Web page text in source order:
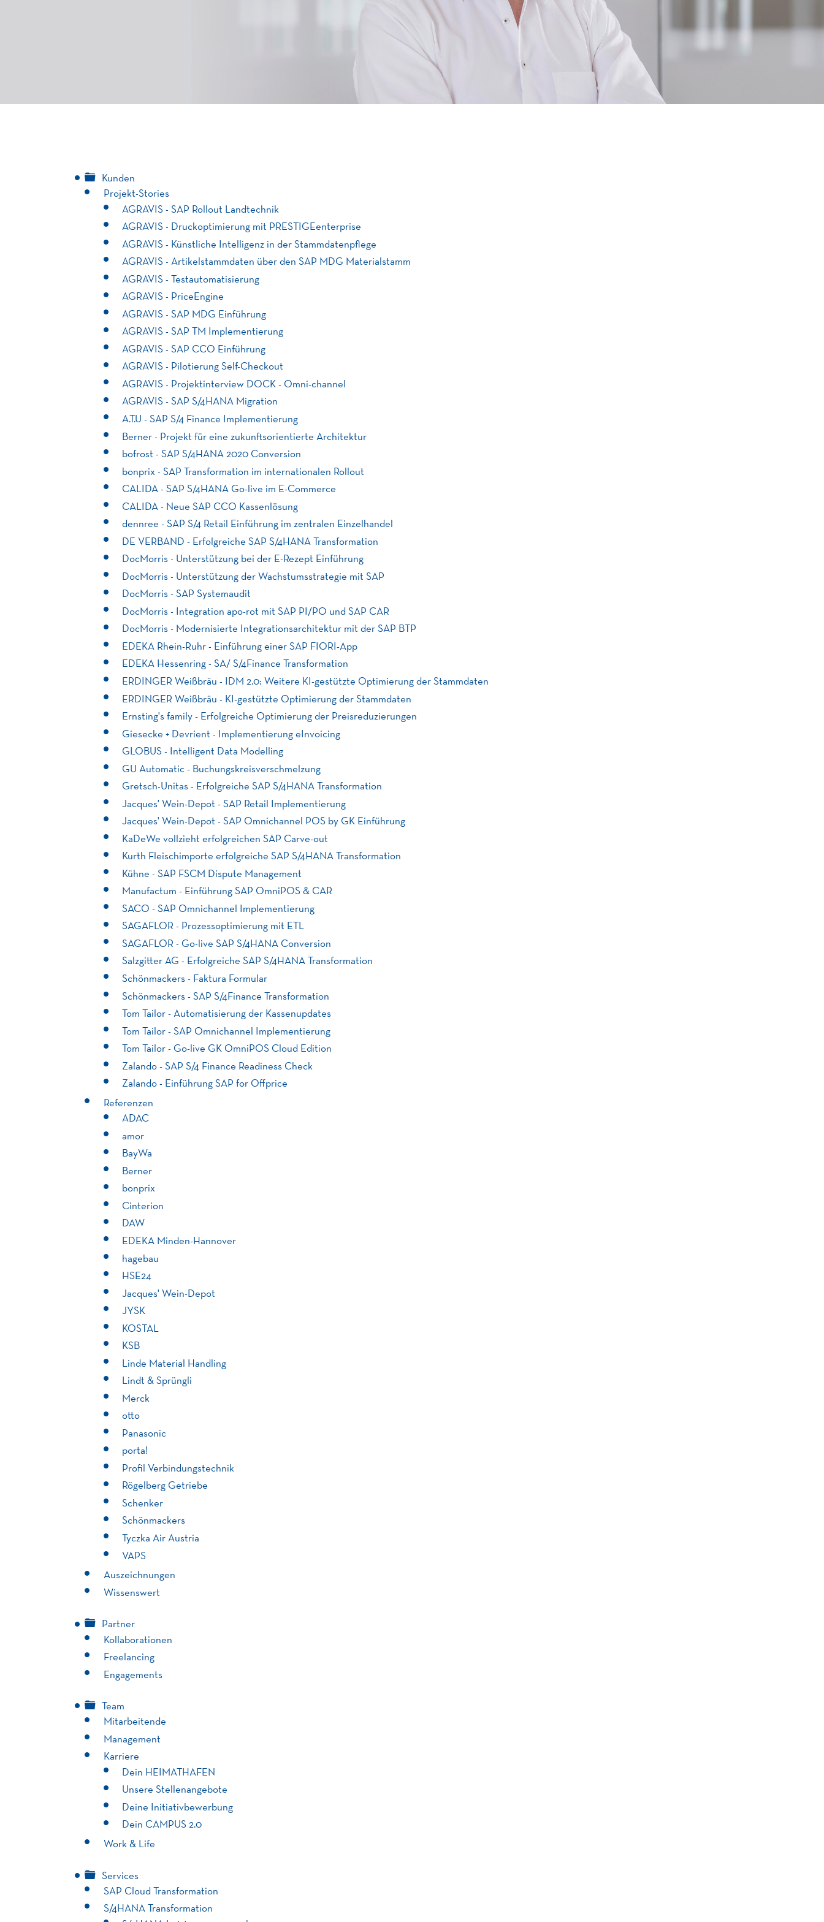
Kunden
Projekt-Stories
AGRAVIS - SAP Rollout Landtechnik
AGRAVIS - Druckoptimierung mit PRESTIGEenterprise
AGRAVIS - Künstliche Intelligenz in der Stammdatenpflege
AGRAVIS - Artikelstammdaten über den SAP MDG Materialstamm
AGRAVIS - Testautomatisierung
AGRAVIS - PriceEngine
AGRAVIS - SAP MDG Einführung
AGRAVIS - SAP TM Implementierung
AGRAVIS - SAP CCO Einführung
AGRAVIS - Pilotierung Self-Checkout
AGRAVIS - Projektinterview DOCK - Omni-channel
AGRAVIS - SAP S/4HANA Migration
A.T.U - SAP S/4 Finance Implementierung
Berner - Projekt für eine zukunftsorientierte Architektur
bofrost - SAP S/4HANA 2020 Conversion
bonprix - SAP Transformation im internationalen Rollout
CALIDA - SAP S/4HANA Go-live im E-Commerce
CALIDA - Neue SAP CCO Kassenlösung
dennree - SAP S/4 Retail Einführung im zentralen Einzelhandel
DE VERBAND - Erfolgreiche SAP S/4HANA Transformation
DocMorris - Unterstützung bei der E-Rezept Einführung
DocMorris - Unterstützung der Wachstumsstrategie mit SAP
DocMorris - SAP Systemaudit
DocMorris - Integration apo-rot mit SAP PI/PO und SAP CAR
DocMorris - Modernisierte Integrationsarchitektur mit der SAP BTP
EDEKA Rhein-Ruhr - Einführung einer SAP FIORI-App
EDEKA Hessenring - SA/ S/4Finance Transformation
ERDINGER Weißbräu - IDM 2.0: Weitere KI-gestützte Optimierung der Stammdaten
ERDINGER Weißbräu - KI-gestützte Optimierung der Stammdaten
Ernsting's family - Erfolgreiche Optimierung der Preisreduzierungen
Giesecke + Devrient - Implementierung eInvoicing
GLOBUS - Intelligent Data Modelling
GU Automatic - Buchungskreisverschmelzung
Gretsch-Unitas - Erfolgreiche SAP S/4HANA Transformation
Jacques' Wein-Depot - SAP Retail Implementierung
Jacques' Wein-Depot - SAP Omnichannel POS by GK Einführung
KaDeWe vollzieht erfolgreichen SAP Carve-out
Kurth Fleischimporte erfolgreiche SAP S/4HANA Transformation
Kühne - SAP FSCM Dispute Management
Manufactum - Einführung SAP OmniPOS & CAR
SACO - SAP Omnichannel Implementierung
SAGAFLOR - Prozessoptimierung mit ETL
SAGAFLOR - Go-live SAP S/4HANA Conversion
Salzgitter AG - Erfolgreiche SAP S/4HANA Transformation
Schönmackers - Faktura Formular
Schönmackers - SAP S/4Finance Transformation
Tom Tailor - Automatisierung der Kassenupdates
Tom Tailor - SAP Omnichannel Implementierung
Tom Tailor - Go-live GK OmniPOS Cloud Edition
Zalando - SAP S/4 Finance Readiness Check
Zalando - Einführung SAP for Offprice
Referenzen
ADAC
amor
BayWa
Berner
bonprix
Cinterion
DAW
EDEKA Minden-Hannover
hagebau
HSE24
Jacques' Wein-Depot
JYSK
KOSTAL
KSB
Linde Material Handling
Lindt & Sprüngli
Merck
otto
Panasonic
porta!
Profil Verbindungstechnik
Rögelberg Getriebe
Schenker
Schönmackers
Tyczka Air Austria
VAPS
Auszeichnungen
Wissenswert
Partner
Kollaborationen
Freelancing
Engagements
Team
Mitarbeitende
Management
Karriere
Dein HEIMATHAFEN
Unsere Stellenangebote
Deine Initiativbewerbung
Dein CAMPUS 2.0
Work & Life
Services
SAP Cloud Transformation
S/4HANA Transformation